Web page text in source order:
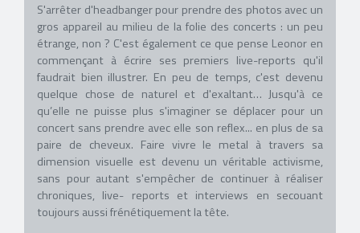
S'arrêter d'headbanger pour prendre des photos avec un
gros appareil au milieu de la folie des concerts : un peu
étrange, non ? C'est également ce que pense Leonor en
commençant à écrire ses premiers live-reports qu'il
faudrait bien illustrer. En peu de temps, c'est devenu
quelque chose de naturel et d'exaltant… Jusqu'à ce
qu’elle ne puisse plus s'imaginer se déplacer pour un
concert sans prendre avec elle son reflex... en plus de sa
paire de cheveux. Faire vivre le metal à travers sa
dimension visuelle est devenu un véritable activisme,
sans pour autant s'empêcher de continuer à réaliser
chroniques, live- reports et interviews en secouant
toujours aussi frénétiquement la tête.